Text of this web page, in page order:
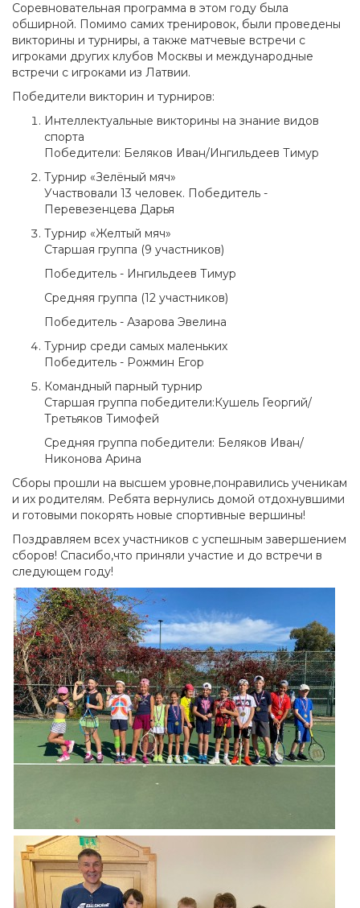
Соревновательная программа в этом году была
обширной. Помимо самих тренировок, были проведены
викторины и турниры, а также матчевые встречи с
игроками других клубов Москвы и международные
встречи с игроками из Латвии.
Победители викторин и турниров:
Интеллектуальные викторины на знание видов
спорта
Победители: Беляков Иван/Ингильдеев Тимур
Турнир «Зелёный мяч»
Участвовали 13 человек. Победитель -
Перевезенцева Дарья
Турнир «Желтый мяч»
Старшая группа (9 участников)
Победитель - Ингильдеев Тимур
Средняя группа (12 участников)
Победитель - Азарова Эвелина
Турнир среди самых маленьких
Победитель - Рожмин Егор
Командный парный турнир
Старшая группа победители:Кушель Георгий/
Третьяков Тимофей
Средняя группа победители: Беляков Иван/
Никонова Арина
Сборы прошли на высшем уровне,понравились ученикам
и их родителям. Ребята вернулись домой отдохнувшими
и готовыми покорять новые спортивные вершины!
Поздравляем всех участников с успешным завершением
сборов! Спасибо,что приняли участие и до встречи в
следующем году!